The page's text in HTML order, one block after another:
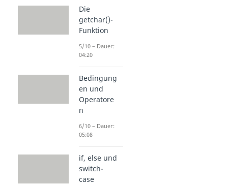
Die
getchar()-
Funktion
5/10 – Dauer:
04:20
Bedingung
en und
Operatore
n
6/10 – Dauer:
05:08
if, else und
switch-
case